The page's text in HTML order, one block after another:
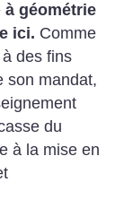
à géométrie
ici. Comme
des fins
son mandat,
du
à la mise en